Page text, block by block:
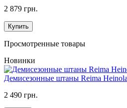
2 879 грн.
Купить
Просмотренные товары
Новинки
Демисезонные штаны Reima
2 490 грн.